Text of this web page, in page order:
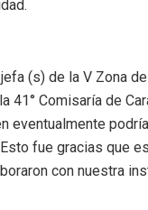
(s) de la V Zona
41° Comisaría de
eventualmente
fue gracias que
con nuestra